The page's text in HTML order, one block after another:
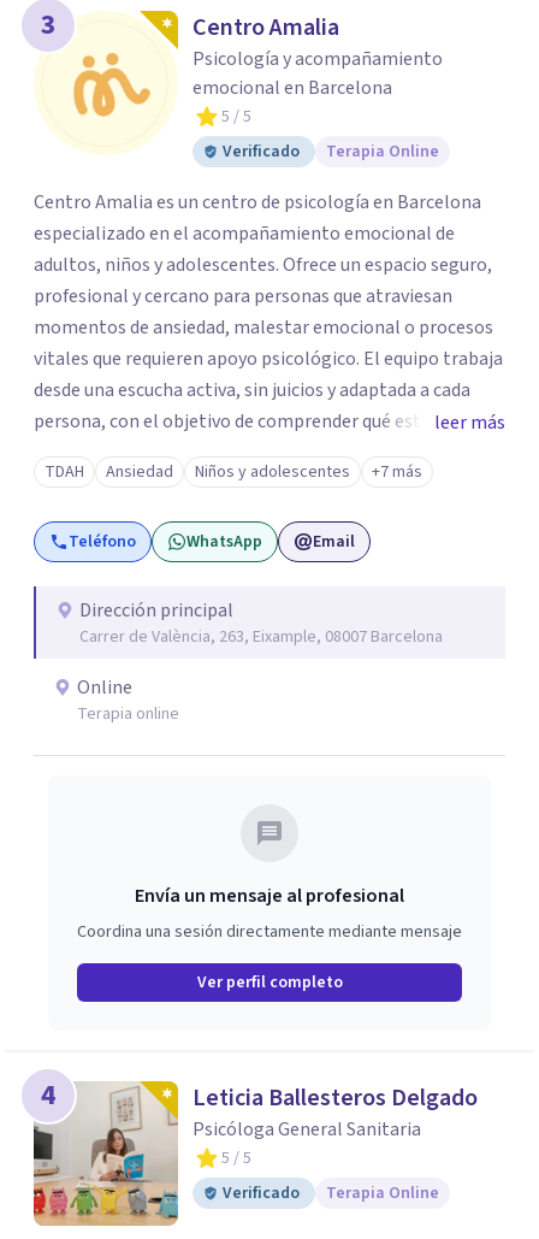
3 Centro Amalia
Psicología y acompañamiento
emocional en Barcelona
5 / 5
Verificado
Terapia Online
Centro Amalia es un centro de psicología en Barcelona
especializado en el acompañamiento emocional de
adultos, niños y adolescentes. Ofrece un espacio seguro,
profesional y cercano para personas que atraviesan
momentos de ansiedad, malestar emocional o procesos
vitales que requieren apoyo psicológico. El equipo trabaja
desde una escucha activa, sin juicios y adaptada a cada
persona, con el objetivo de comprender qué está
ocurriendo y facilitar herramientas para avanzar con
mayor equilibrio y bienestar. La intervención se realiza en
un entorno confidencial y tranquilo, cuidando el ritmo y
las necesidades de cada proceso terapéutico. En Centro
el trauma, la depresión y otros retos emocionales, así
como procesos de crecimiento personal y
respetuoso, humano y orientado a generar un espacio de
leer más
TDAH Ansiedad Niños y adolescentes +7 más
Teléfono WhatsApp Email
Dirección principal
Carrer de València, 263, Eixample, 08007 Barcelona
Online
Terapia online
Envía un mensaje al profesional
Coordina una sesión directamente mediante mensaje
Ver perfil completo
4 Leticia Ballesteros Delgado
Psicóloga General Sanitaria
5 / 5
Verificado
Terapia Online